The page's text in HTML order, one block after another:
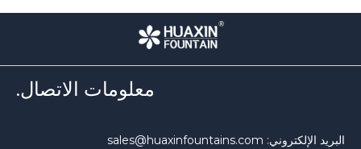
معلومات الاتصال.
البريد الإلكتروني: sales@huaxinfountains.com